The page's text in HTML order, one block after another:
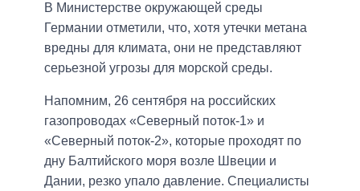
В Министерстве окружающей среды
Германии отметили, что, хотя утечки метана
вредны для климата, они не представляют
серьезной угрозы для морской среды.
Напомним, 26 сентября на российских
газопроводах «Северный поток-1» и
«Северный поток-2», которые проходят по
дну Балтийского моря возле Швеции и
Дании, резко упало давление. Специалисты